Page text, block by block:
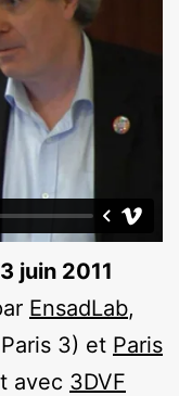
juin 2011
EnsadLab,
3) et Paris
avec 3DVF